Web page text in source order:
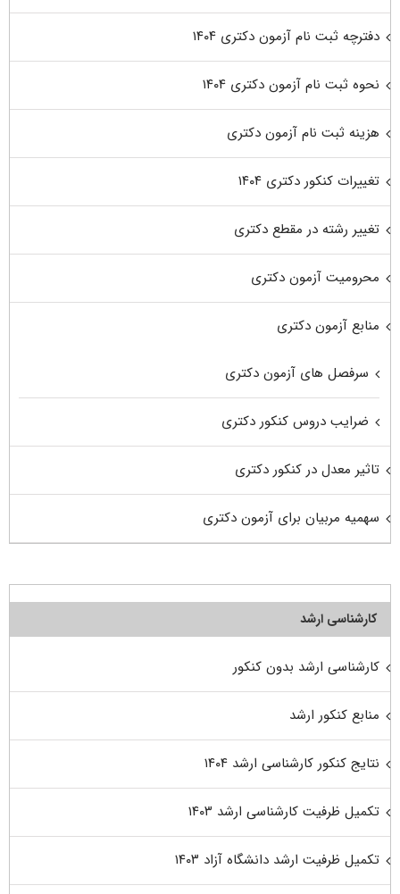
دفترچه ثبت نام آزمون دکتری ۱۴۰۴
نحوه ثبت نام آزمون دکتری ۱۴۰۴
هزینه ثبت نام آزمون دکتری
تغییرات کنکور دکتری ۱۴۰۴
تغییر رشته در مقطع دکتری
محرومیت آزمون دکتری
منابع آزمون دکتری
سرفصل های آزمون دکتری
ضرایب دروس کنکور دکتری
تاثیر معدل در کنکور دکتری
سهمیه مربیان برای آزمون دکتری
کارشناسی ارشد
کارشناسی ارشد بدون کنکور
منابع کنکور ارشد
نتایج کنکور کارشناسی ارشد ۱۴۰۴
تکمیل ظرفیت کارشناسی ارشد ۱۴۰۳
تکمیل ظرفیت ارشد دانشگاه آزاد ۱۴۰۳